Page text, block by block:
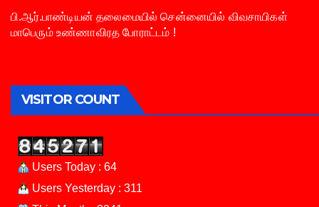
பி.ஆர்.பாண்டியன் தலைமையில் சென்னையில் விவசாயிகள்
மாபெரும் உண்ணாவிரத போராட்டம் !
VISITOR COUNT
Users Today : 64
Users Yesterday : 311